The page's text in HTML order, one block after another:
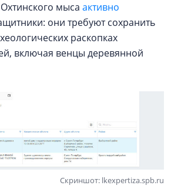
мыса активно
они требуют сохранить
раскопках
включая венцы деревянной
Скриншот: lkexpertiza.spb.ru